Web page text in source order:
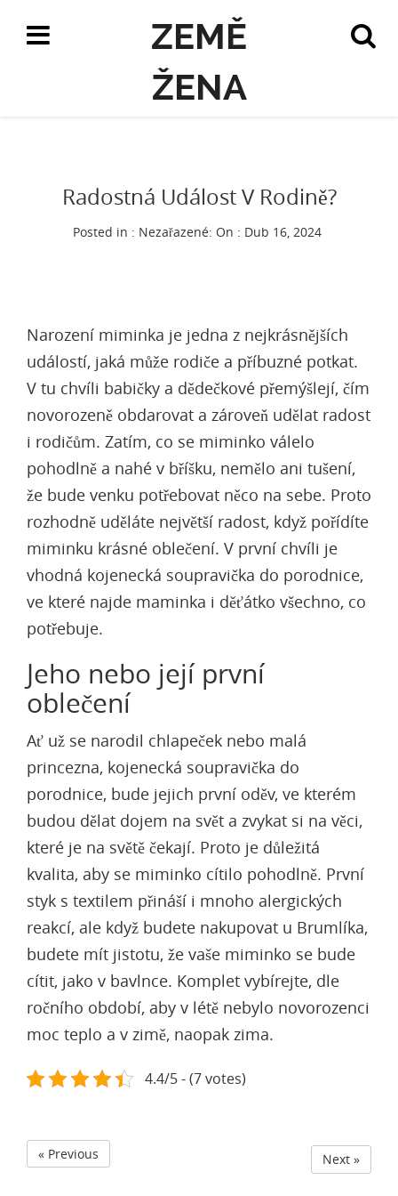
ZEMĚ
ŽENA
Radostná Událost V Rodině?
Posted in : Nezařazené: On : Dub 16, 2024
Narození miminka je jedna z nejkrásnějších
událostí, jaká může rodiče a příbuzné potkat.
V tu chvíli babičky a dědečkové přemýšlejí, čím
novorozeně obdarovat a zároveň udělat radost
i rodičům. Zatím, co se miminko válelo
pohodlně a nahé v bříšku, nemělo ani tušení,
že bude venku potřebovat něco na sebe. Proto
rozhodně uděláte největší radost, když pořídíte
miminku krásné oblečení. V první chvíli je
vhodná kojenecká soupravička do porodnice,
ve které najde maminka i děťátko všechno, co
potřebuje.
Jeho nebo její první
oblečení
Ať už se narodil chlapeček nebo malá
princezna, kojenecká soupravička do
porodnice, bude jejich první oděv, ve kterém
budou dělat dojem na svět a zvykat si na věci,
které je na světě čekají. Proto je důležitá
kvalita, aby se miminko cítilo pohodlně. První
styk s textilem přináší i mnoho alergických
reakcí, ale když budete nakupovat u Brumlíka,
budete mít jistotu, že vaše miminko se bude
cítit, jako v bavlnce. Komplet vybírejte, dle
ročního období, aby v létě nebylo novorozenci
moc teplo a v zimě, naopak zima.
4.4/5 - (7 votes)
« Previous Next »